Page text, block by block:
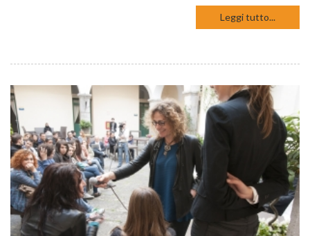
Leggi tutto...